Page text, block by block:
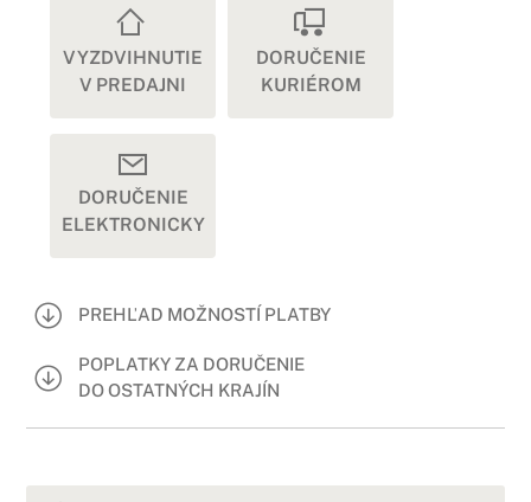
VYZDVIHNUTIE
V PREDAJNI
DORUČENIE
KURIÉROM
DORUČENIE
ELEKTRONICKY
PREHĽAD MOŽNOSTÍ PLATBY
POPLATKY ZA DORUČENIE
DO OSTATNÝCH KRAJÍN